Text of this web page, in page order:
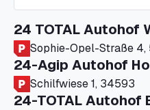
24 TOTAL Autohof
Sophie-Opel-Straße 4,
24-Agip Autohof
Schilfwiese 1, 34593
24-TOTAL Autohof